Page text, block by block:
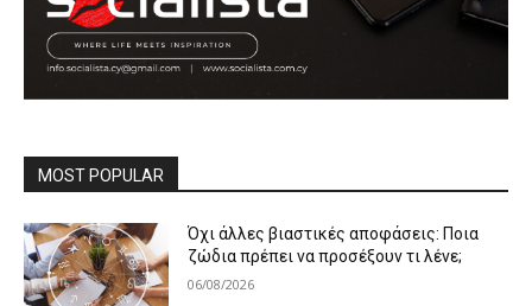
MOST POPULAR
Όχι άλλες βιαστικές αποφάσεις: Ποια
ζώδια πρέπει να προσέξουν τι λένε;
06/08/2026